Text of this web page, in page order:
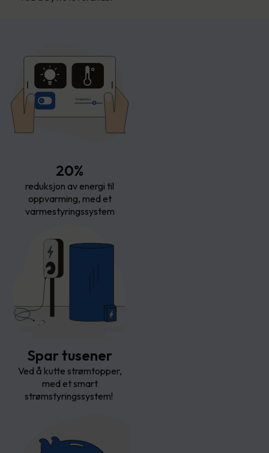
Temperatur
20%
reduksjon av energi til
oppvarming, med et
varmestyringssystem
Spar tusener
Ved å kutte strømtopper,
med et smart
strømstyringssystem!